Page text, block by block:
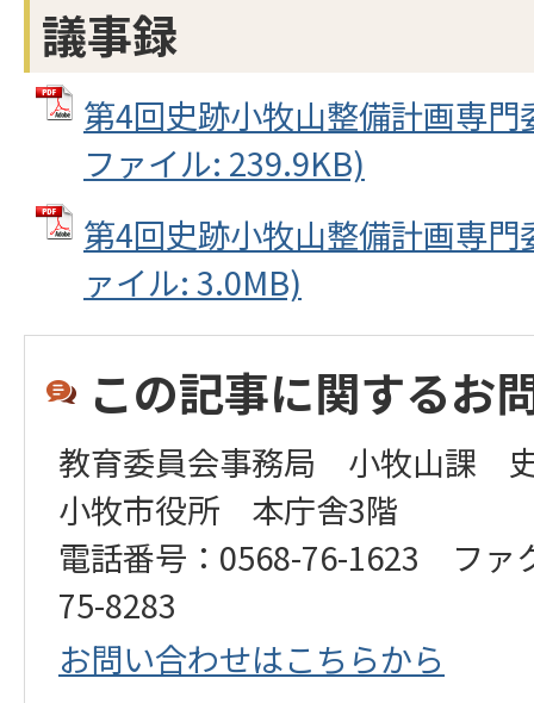
議事録
第4回史跡小牧山整備計画専門
ファイル: 239.9KB)
第4回史跡小牧山整備計画専門
ァイル: 3.0MB)
この記事に関するお
教育委員会事務局 小牧山課
小牧市役所 本庁舎3階
電話番号：0568-76-1623 ファ
75-8283
お問い合わせはこちらから